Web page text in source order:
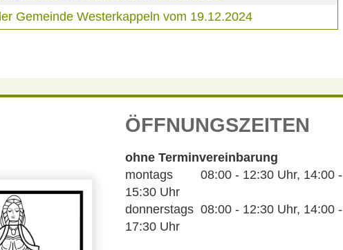
Gemeinde Westerkappeln vom 19.12.2024
ÖFFNUNGSZEITEN
ohne Terminvereinbarung
montags 08:00 - 12:30 Uhr, 14:00 -
15:30 Uhr
donnerstags 08:00 - 12:30 Uhr, 14:00 -
17:30 Uhr